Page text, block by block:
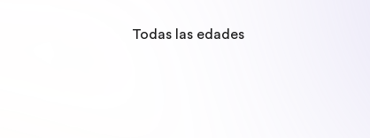
Todas las edades